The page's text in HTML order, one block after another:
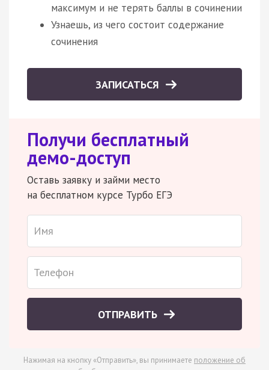
максимум и не терять баллы в сочинении
Узнаешь, из чего состоит содержание
сочинения
ЗАПИСАТЬСЯ
Получи бесплатный
демо-доступ
Оставь заявку и займи место
на бесплатном курсе Турбо ЕГЭ
ОТПРАВИТЬ
Нажимая на кнопку «Отправить», вы принимаете положение об